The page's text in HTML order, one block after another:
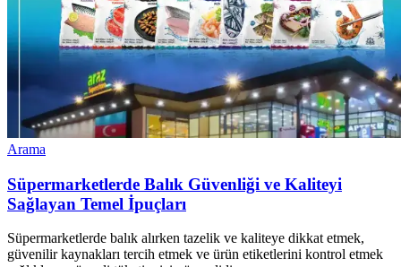
Arama
Süpermarketlerde Balık Güvenliği ve Kaliteyi
Sağlayan Temel İpuçları
Süpermarketlerde balık alırken tazelik ve kaliteye dikkat etmek,
güvenilir kaynakları tercih etmek ve ürün etiketlerini kontrol etmek